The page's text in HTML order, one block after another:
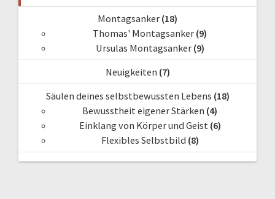
Montagsanker (18)
Thomas' Montagsanker (9)
Ursulas Montagsanker(9)
Neuigkeiten (7)
Säulen deines selbstbewussten Lebens (18)
Bewusstheit eigener Stärken (4)
Einklang von Körper und Geist (6)
Flexibles Selbstbild (8)